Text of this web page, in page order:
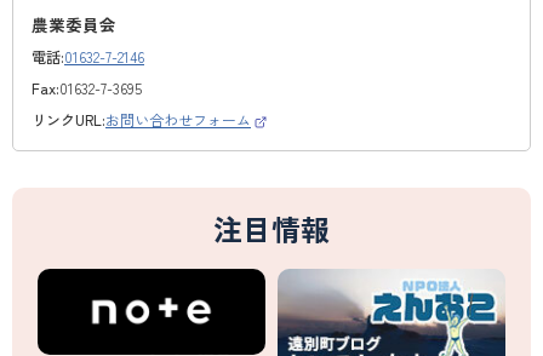
農業委員会
電話:01632-7-2146
Fax:01632-7-3695
リンクURL:お問い合わせフォーム
外
イ
）
注目情報